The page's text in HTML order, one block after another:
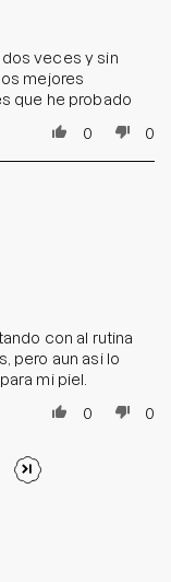
veces y sin
mejores
que he probado
0
0
con al rutina
pero aun asi lo
mi piel.
0
0